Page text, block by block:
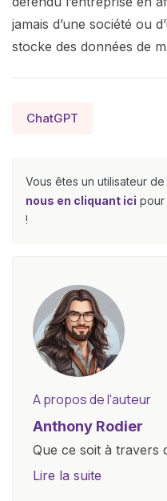
jamais d’une société ou
stocke des données de
ChatGPT
Vous êtes un utilisateur
nous en cliquant ici pour
!
A propos de l'auteur
Anthony Rodier
Que ce soit à travers
des guides d'achat ou
Lire la suite